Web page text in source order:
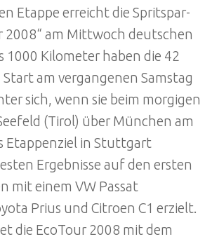
Etappe erreicht die Spritspar-
2008“ am Mittwoch deutschen
1000 Kilometer haben die 42
Start am vergangenen Samstag
sich, wenn sie beim morgigen
(Tirol) über München am
Etappenziel in Stuttgart
Ergebnisse auf den ersten
mit einem VW Passat
Prius und Citroen C1 erzielt.
die EcoTour 2008 mit dem